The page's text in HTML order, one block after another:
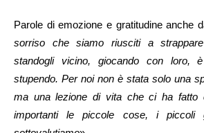
Parole di emozione e gratitudine anche
sorriso che siamo riusciti a
standogli vicino, giocando con loro,
stupendo. Per noi non è stata solo una
ma una lezione di vita che ci ha fatto
importanti le piccole cose, i piccoli